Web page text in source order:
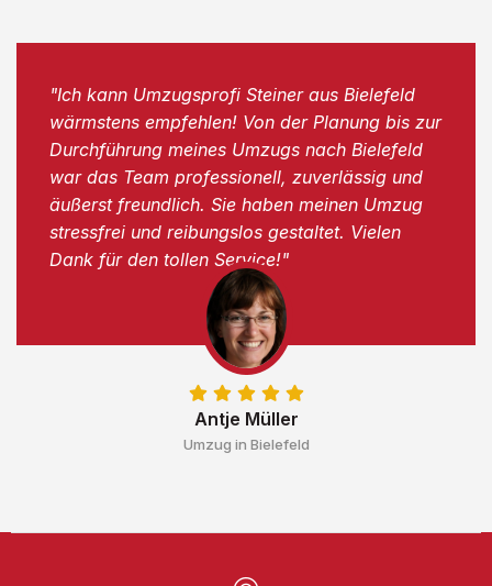
Antje Müller
Umzug in Bielefeld
"Ich kann Umzugsprofi Steiner aus Bielefeld
wärmstens empfehlen! Von der Planung bis zur
Durchführung meines Umzugs nach Bielefeld
war das Team professionell, zuverlässig und
äußerst freundlich. Sie haben meinen Umzug
stressfrei und reibungslos gestaltet. Vielen
Dank für den tollen Service!"